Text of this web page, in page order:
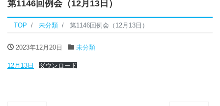
第1146回例会（12月13日）
TOP 未分類 第1146回例会（12月13日）
2023年12月20日 未分類
12月13日 ダウンロード